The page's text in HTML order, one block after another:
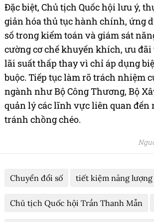
Đặc biệt, Chủ tịch Quốc hội lưu ý,
giản hóa thủ tục hành chính, ứng
số trong kiểm toán và giám sát
cường cơ chế khuyến khích, ưu
lãi suất thấp thay vì chỉ áp dụng
buộc. Tiếp tục làm rõ trách nhiệm
ngành như Bộ Công Thương, Bộ
quản lý các lĩnh vực liên quan đến
tránh chồng chéo.
Chuyển đổi số tiết kiệm năng lượng
Chủ tịch Quốc hội Trần Thanh Mẫn